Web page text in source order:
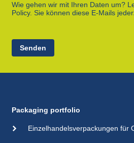
Wie gehen wir mit Ihren Daten um?
Policy. Sie können diese E-Mails
Senden
Packaging portfolio
Einzelhandelsverpackungen für